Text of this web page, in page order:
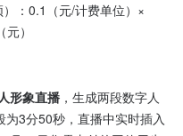
：0.1（元/计费单位）×
）
形象直播 ，生成两段数字人
3分50秒，直播中实时插入